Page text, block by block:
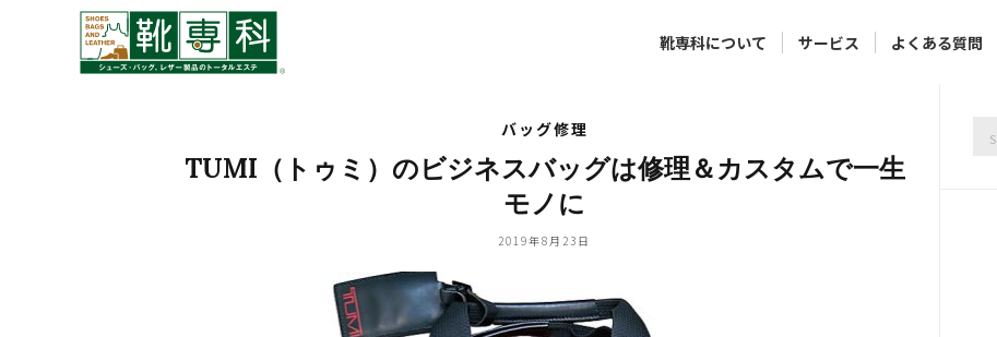
靴専科について サービス よくある質問
バッグ修理
TUMI（トゥミ）のビジネスバッグは修理＆カスタムで一生
モノに
2019年8月23日
for: